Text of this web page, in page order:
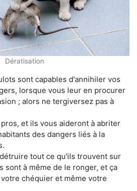
Dératisation
sont capables d'annihiler vos
lorsque vous leur en procurer
; alors ne tergiversez pas à
et ils vous aideront à abriter
des dangers liés à la
tout ce qu'ils trouvent sur
sont à même de le ronger, et ça
chéquier et même votre